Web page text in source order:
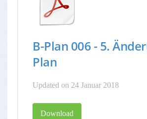
B-Plan 006 - 5.
Plan
Updated on 24 Januar 2018
Download